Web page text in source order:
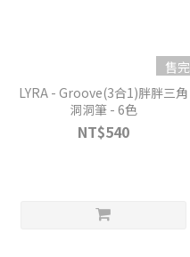
售完
LYRA - Groove(3合1)胖胖三角
洞洞筆 - 6色
NT$540